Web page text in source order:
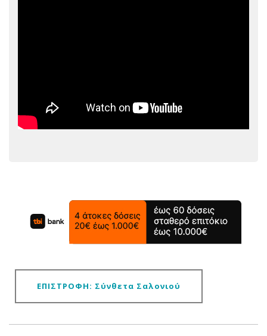
ΕΠΙΣΤΡΟΦΗ: Σύνθετα Σαλονιού